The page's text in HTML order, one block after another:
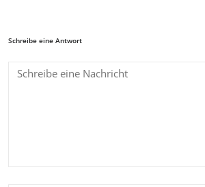
Schreibe eine Antwort